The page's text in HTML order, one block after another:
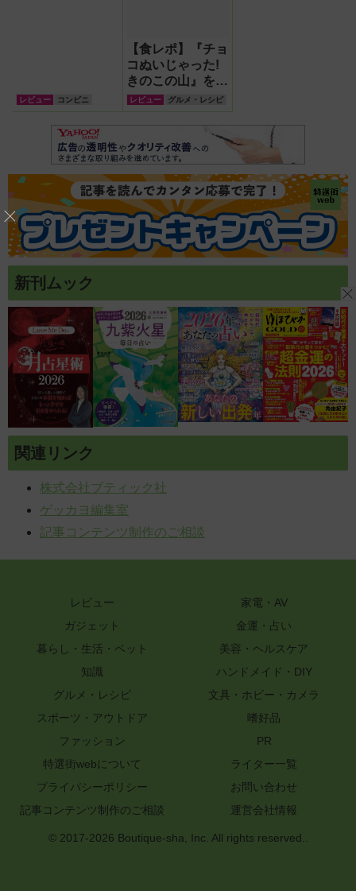
レビュー コンビニ
【食レポ】『チョ
コぬいじゃった!
きのこの山』を食
べたら脱ぐ前の素
識!
レビュー グルメ・レシピ
新刊ムック
関連リンク
株式会社ブティック社
ゲッカヨ編集室
記事コンテンツ制作のご相談
レビュー
家電・AV
ガジェット
金運・占い
暮らし・生活・ペット
美容・ヘルスケア
知識
ハンドメイド・DIY
グルメ・レシピ
文具・ホビー・カメラ
スポーツ・アウトドア
嗜好品
ファッション
PR
特選街webについて
ライター一覧
プライバシーポリシー
お問い合わせ
記事コンテンツ制作のご相談
運営会社情報
© 2017-2026 Boutique-sha, Inc. All rights reserved..